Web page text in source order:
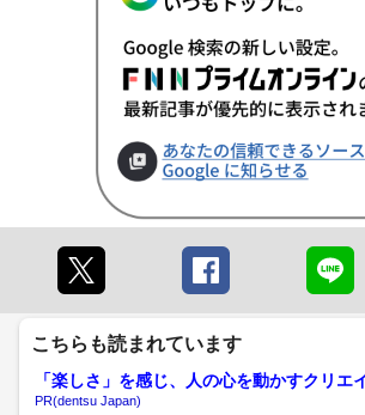
こちらも読まれています
「楽しさ」を感じ、人の心を動かすクリエ
る
PR(dentsu Japan)